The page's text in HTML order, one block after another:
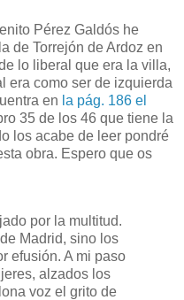
Pérez Galdós he
de Torrejón de Ardoz en
lo liberal que era la villa,
era como ser de izquierda
en la pág. 186 el
35 de los 46 que tiene la
los acabe de leer pondré
obra. Espero que os
por la multitud.
Madrid, sino los
efusión. A mi paso
alzados los
voz el grito de